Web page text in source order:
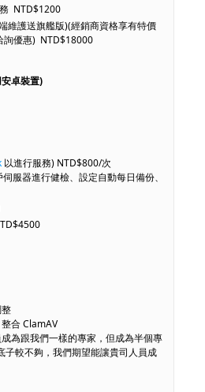
NTD$1200
維護送旗艦版)(經銷商資格享有特價
詢優惠) NTD$18000
卓裝置)
以進行服務) NTD$800/次
服器進行健檢、設定自動每日備份、
合 ClamAV
為跟我們一樣的專家，但成為半個專
較不夠，我們期望能讓貴司人員成